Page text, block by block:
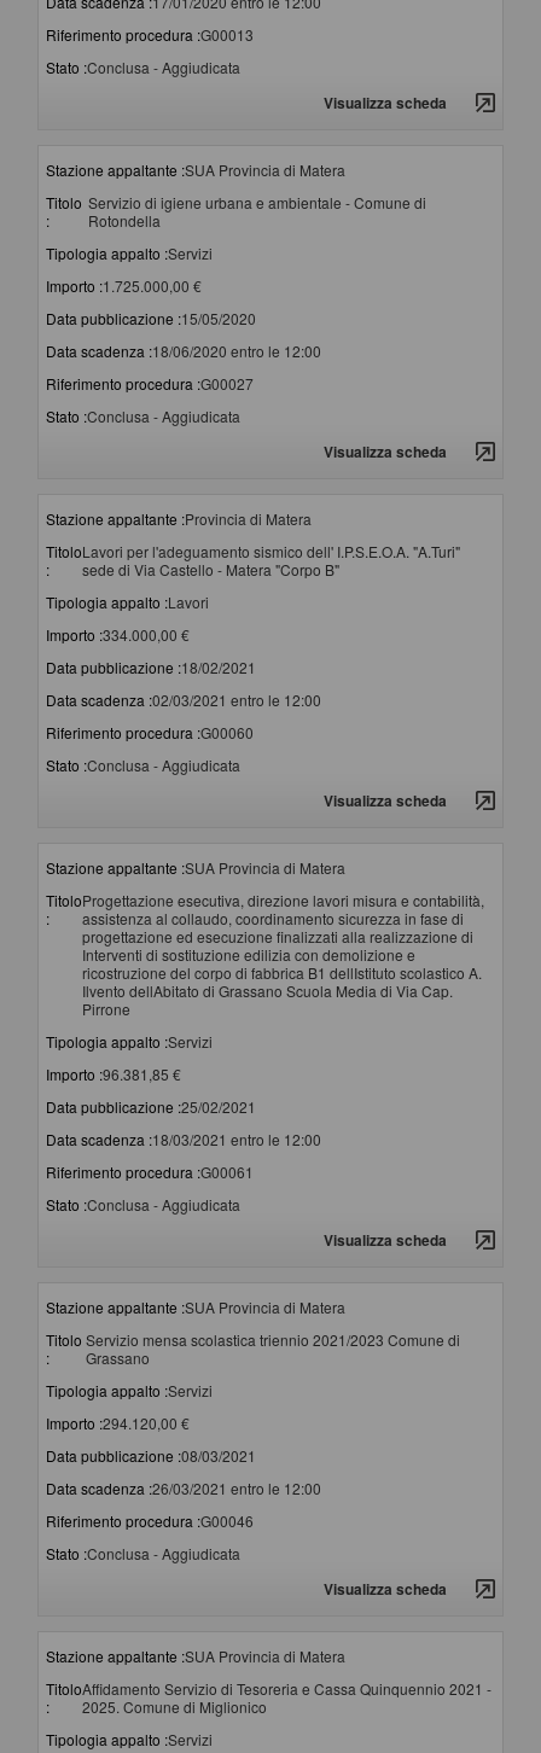
Riferimento procedura :G00013
Stato :Conclusa - Aggiudicata
Visualizza scheda
Stazione appaltante :SUA Provincia di Matera
Titolo
:
Servizio di igiene urbana e ambientale - Comune di
Rotondella
Tipologia appalto :Servizi
Importo :1.725.000,00 €
Data pubblicazione :15/05/2020
Data scadenza :18/06/2020 entro le 12:00
Riferimento procedura :G00027
Stato :Conclusa - Aggiudicata
Visualizza scheda
Stazione appaltante :Provincia di Matera
Titolo
:
Lavori per l'adeguamento sismico dell' I.P.S.E.O.A. "A.Turi"
sede di Via Castello - Matera "Corpo B"
Tipologia appalto :Lavori
Importo :334.000,00 €
Data pubblicazione :18/02/2021
Data scadenza :02/03/2021 entro le 12:00
Riferimento procedura :G00060
Stato :Conclusa - Aggiudicata
Visualizza scheda
Stazione appaltante :SUA Provincia di Matera
Titolo
:
Progettazione esecutiva, direzione lavori misura e contabilità,
assistenza al collaudo, coordinamento sicurezza in fase di
progettazione ed esecuzione finalizzati alla realizzazione di
Interventi di sostituzione edilizia con demolizione e
ricostruzione del corpo di fabbrica B1 dellIstituto scolastico A.
Ilvento dellAbitato di Grassano Scuola Media di Via Cap.
Pirrone
Tipologia appalto :Servizi
Importo :96.381,85 €
Data pubblicazione :25/02/2021
Data scadenza :18/03/2021 entro le 12:00
Riferimento procedura :G00061
Stato :Conclusa - Aggiudicata
Visualizza scheda
Stazione appaltante :SUA Provincia di Matera
Titolo
:
Servizio mensa scolastica triennio 2021/2023 Comune di
Grassano
Tipologia appalto :Servizi
Importo :294.120,00 €
Data pubblicazione :08/03/2021
Data scadenza :26/03/2021 entro le 12:00
Riferimento procedura :G00046
Stato :Conclusa - Aggiudicata
Visualizza scheda
Stazione appaltante :SUA Provincia di Matera
Titolo
:
Affidamento Servizio di Tesoreria e Cassa Quinquennio 2021 -
2025. Comune di Miglionico
Tipologia appalto :Servizi